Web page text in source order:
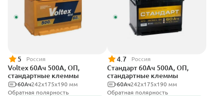
5 Россия
Voltex 60Ач 500А, ОП,
стандартные клеммы
242х175х190 мм
60Ач
Обратная полярность
4.7 Россия
Стандарт 60Ач 500А, ОП,
стандартные клеммы
242x175x190 мм
60Ач
Обратная полярность